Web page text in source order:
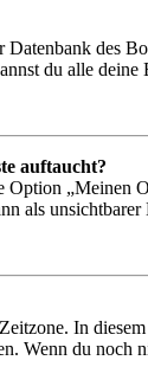
des
du alle deine
auftaucht?
„Meinen
als unsichtbarer
In
Wenn du noch